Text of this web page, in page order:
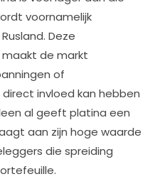
voornamelijk
Deze
de markt
of
invloed kan hebben
al geeft platina een
aan zijn hoge waarde
die spreiding